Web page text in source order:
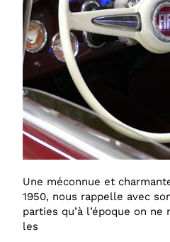
Une méconnue et
1950, nous rappelle avec
parties qu’à l’époque on
les